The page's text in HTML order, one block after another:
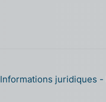
Informations juridiques